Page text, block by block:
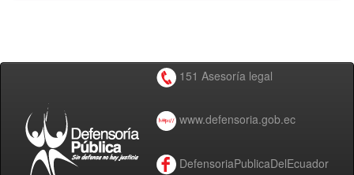
151 Asesoría legal
www.defensoria.gob.ec
DefensoriaPublicaDelEcuador